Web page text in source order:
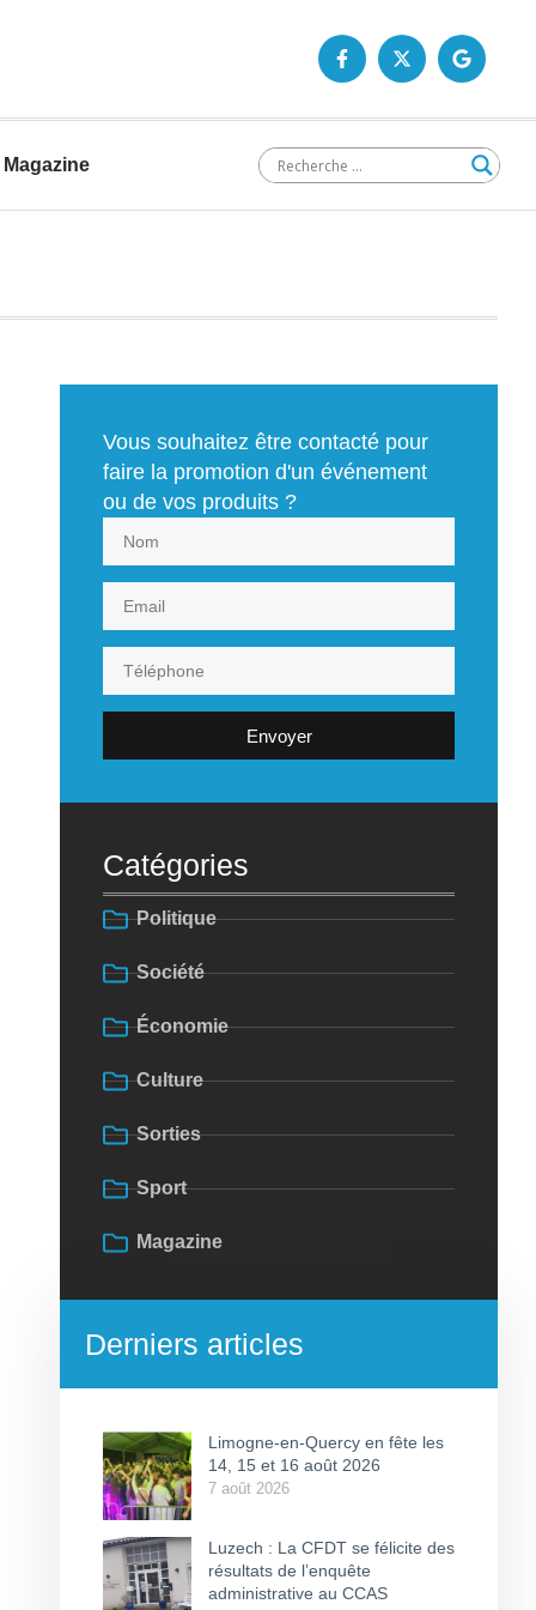
Magazine
Vous souhaitez être contacté pour
faire la promotion d'un événement
ou de vos produits ?
Envoyer
Catégories
Politique
Société
Économie
Culture
Sorties
Sport
Magazine
Derniers articles
Limogne-en-Quercy en fête les
14, 15 et 16 août 2026
7 août 2026
Luzech : La CFDT se félicite des
résultats de l’enquête
administrative au CCAS